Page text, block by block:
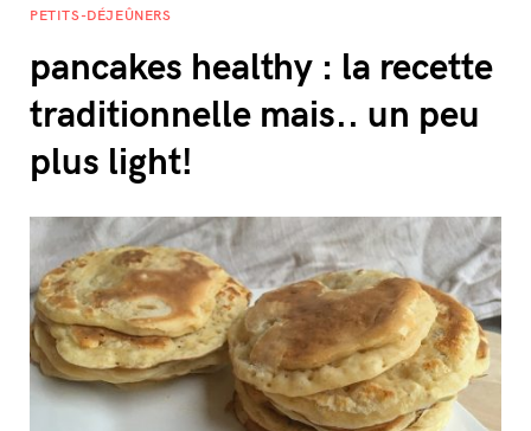
a
m
PETITS-DÉJEÛNERS
pancakes healthy : la recette
traditionnelle mais.. un peu
plus light!